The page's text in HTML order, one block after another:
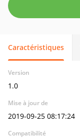
Caractéristiques
Version
1.0
Mise à jour de
2019-09-25 08:17:24
Compatibilité